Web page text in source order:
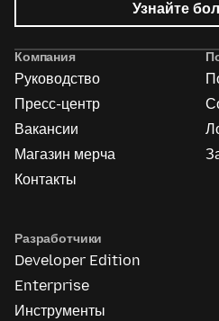
Узнайте
Компания
Руководство
Пресс-центр
Вакансии
Магазин мерча
Контакты
Разработчики
Developer Edition
Enterprise
Инструменты